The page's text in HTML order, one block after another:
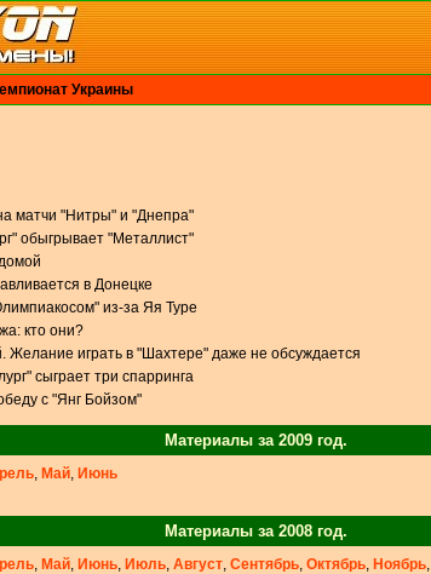
Украины
матчи "Нитры" и "Днепра"
обыгрывает "Металлист"
в Донецке
из-за Яя Туре
кто они?
Желание играть в "Шахтере" даже не обсуждается
сыграет три спарринга
с "Янг Бойзом"
Материалы за 2009 год.
, Май, Июнь
Материалы за 2008 год.
, Май, Июнь, Июль, Август, Сентябрь, Октябрь, Ноябрь,